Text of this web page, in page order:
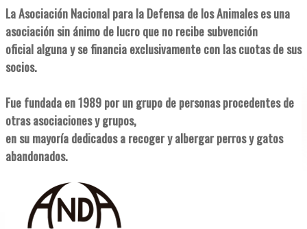
La Asociación Nacional para la Defensa de los Animales es una
asociación sin ánimo de lucro que no recibe subvención
oficial alguna y se financia exclusivamente con las cuotas de sus
socios.
Fue fundada en 1989 por un grupo de personas procedentes de
otras asociaciones y grupos,
en su mayoría dedicados a recoger y albergar perros y gatos
abandonados.